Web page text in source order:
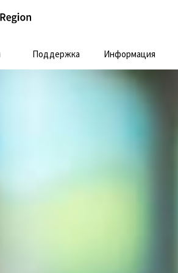
Поддержка Информация